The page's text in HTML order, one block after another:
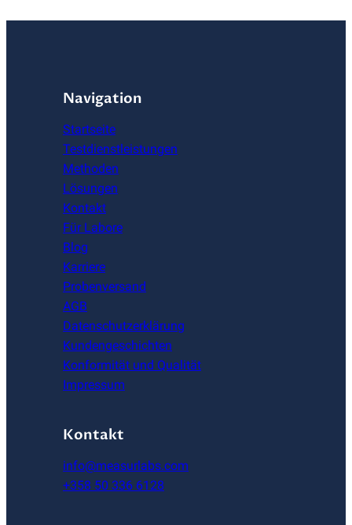
Navigation
Startseite
Testdienstleistungen
Methoden
Lösungen
Kontakt
Für Labore
Blog
Karriere
Probenversand
AGB
Datenschutzerklärung
Kundengeschichten
Konformität und Qualität
Impressum
Kontakt
info@measurlabs.com
+358 50 336 6128